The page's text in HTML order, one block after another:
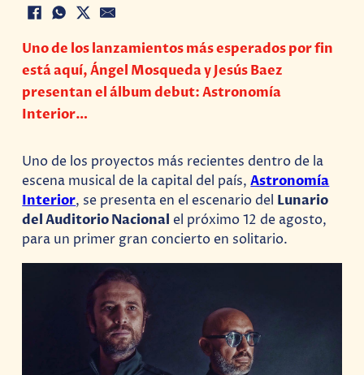
Uno de los lanzamientos más esperados por fin
está aquí, Ángel Mosqueda y Jesús Baez
presentan el álbum debut: Astronomía
Interior…
Uno de los proyectos más recientes dentro de la
escena musical de la capital del país,Astronomía
Interior, se presenta en el escenario del Lunario
del Auditorio Nacional el próximo 12 de agosto,
para un primer gran concierto en solitario.